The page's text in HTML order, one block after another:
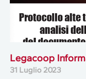
Legacoop
31 Luglio 2023